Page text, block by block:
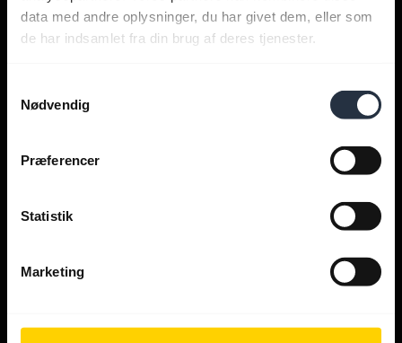
data med andre oplysninger, du har givet dem, eller som
de har indsamlet fra din brug af deres tjenester.
Nødvendig
Præferencer
Statistik
Marketing
Jabra apps